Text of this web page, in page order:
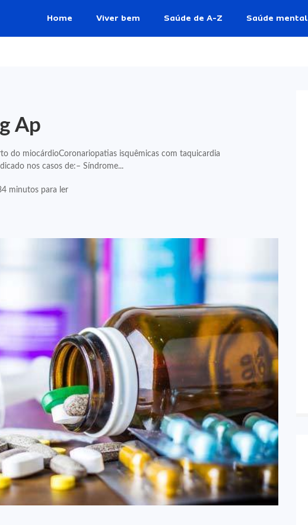
Home Viver bem Saúde de A-Z Saúde mental
Ap
do miocárdioCoronariopatias isquêmicas com taquicardia
nos casos de:– Síndrome...
minutos para ler